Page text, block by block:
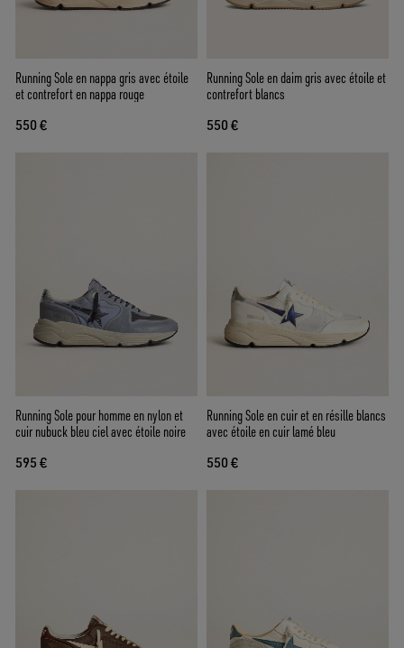
Running Sole en nappa gris avec étoile
et contrefort en nappa rouge
550 €
Running Sole en daim gris avec étoile et
contrefort blancs
550 €
Running Sole pour homme en nylon et
cuir nubuck bleu ciel avec étoile noire
595 €
Running Sole en cuir et en résille blancs
avec étoile en cuir lamé bleu
550 €